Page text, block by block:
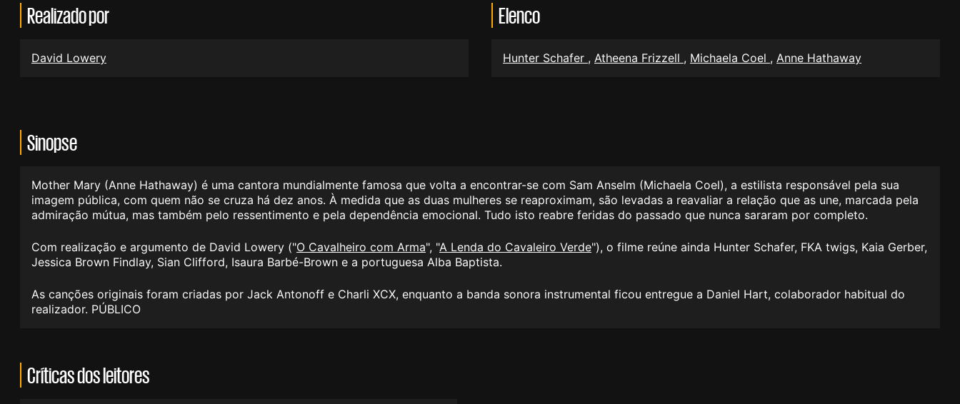
Realizado por
David Lowery
Elenco
Hunter Schafer , Atheena Frizzell , Michaela Coel , Anne Hathaway
Sinopse
Mother Mary (Anne Hathaway) é uma cantora mundialmente famosa que volta a encontrar-se com Sam Anselm (Michaela Coel), a estilista responsável pela sua
imagem pública, com quem não se cruza há dez anos. À medida que as duas mulheres se reaproximam, são levadas a reavaliar a relação que as une, marcada pela
admiração mútua, mas também pelo ressentimento e pela dependência emocional. Tudo isto reabre feridas do passado que nunca sararam por completo.
Com realização e argumento de David Lowery ("O Cavalheiro com Arma", "A Lenda do Cavaleiro Verde"), o filme reúne ainda Hunter Schafer, FKA twigs, Kaia Gerber,
Jessica Brown Findlay, Sian Clifford, Isaura Barbé-Brown e a portuguesa Alba Baptista.
As canções originais foram criadas por Jack Antonoff e Charli XCX, enquanto a banda sonora instrumental ficou entregue a Daniel Hart, colaborador habitual do
realizador. PÚBLICO
Críticas dos leitores